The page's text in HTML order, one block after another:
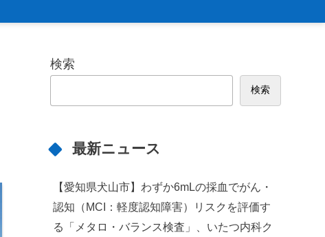
検索
検索
最新ニュース
【愛知県犬山市】わずか6mLの採血でがん・
認知（MCI：軽度認知障害）リスクを評価す
る「メタロ・バランス検査」、いたつ内科ク